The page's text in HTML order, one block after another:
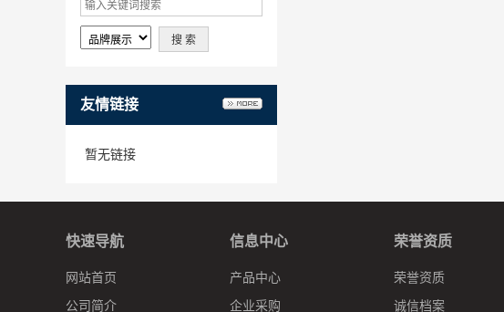
友情链接
暂无链接
快速导航
网站首页
公司简介
信息中心
产品中心
企业采购
荣誉资质
荣誉资质
诚信档案